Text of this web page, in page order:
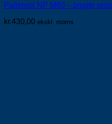
Pallereol NP M60 – brugte
kr.430,00 ekskl. moms